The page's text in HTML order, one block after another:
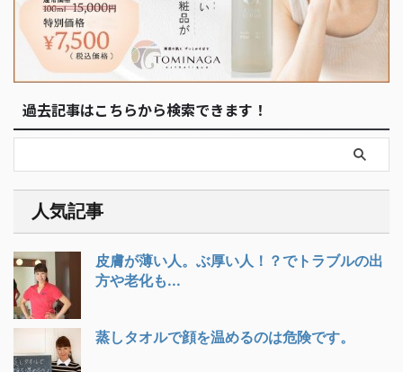
過去記事はこちらから検索できます！
人気記事
皮膚が薄い人。ぶ厚い人！？でトラブルの出
方や老化も...
蒸しタオルで顔を温めるのは危険です。